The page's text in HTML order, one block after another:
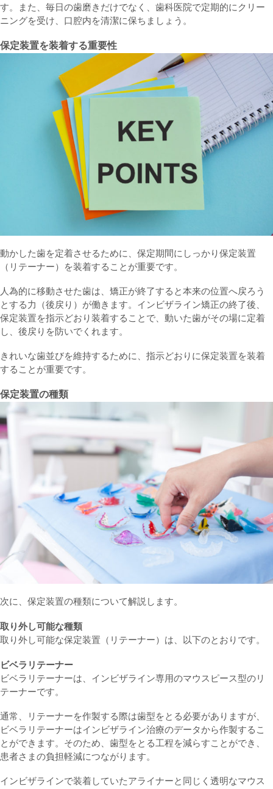
す。また、毎日の歯磨きだけでなく、歯科医院で定期的にクリー
ニングを受け、口腔内を清潔に保ちましょう。
保定装置を装着する重要性
動かした歯を定着させるために、保定期間にしっかり保定装置
（リテーナー）を装着することが重要です。
人為的に移動させた歯は、矯正が終了すると本来の位置へ戻ろう
とする力（後戻り）が働きます。インビザライン矯正の終了後、
保定装置を指示どおり装着することで、動いた歯がその場に定着
し、後戻りを防いでくれます。
きれいな歯並びを維持するために、指示どおりに保定装置を装着
することが重要です。
保定装置の種類
次に、保定装置の種類について解説します。
取り外し可能な種類
取り外し可能な保定装置（リテーナー）は、以下のとおりです。
ビベラリテーナー
ビベラリテーナーは、インビザライン専用のマウスピース型のリ
テーナーです。
通常、リテーナーを作製する際は歯型をとる必要がありますが、
ビベラリテーナーはインビザライン治療のデータから作製するこ
とができます。そのため、歯型をとる工程を減らすことができ、
患者さまの負担軽減につながります。
インビザラインで装着していたアライナーと同じく透明なマウス